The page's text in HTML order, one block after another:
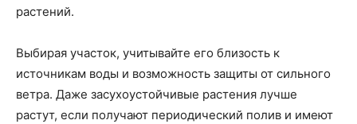
растений.
Выбирая участок, учитывайте его близость к
источникам воды и возможность защиты от сильного
ветра. Даже засухоустойчивые растения лучше
растут, если получают периодический полив и имеют